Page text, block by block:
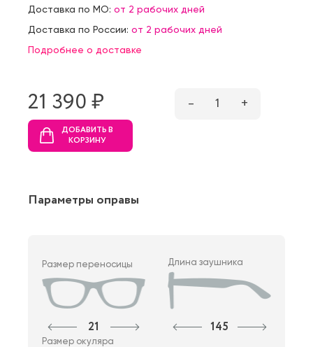
Доставка по МО: от 2 рабочих дней
Доставка по России: от 2 рабочих дней
Подробнее о доставке
21 390 ₷ – 1 +
ДОБАВИТЬ В
КОРЗИНУ
Параметры оправы
Размер переносицы
21
Длина заушника
145
Размер окуляра